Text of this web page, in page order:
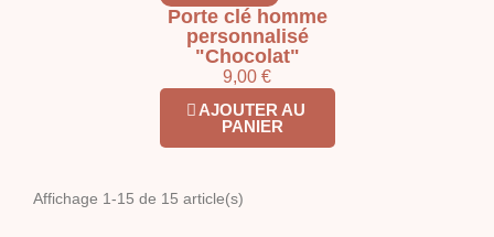
Porte clé homme
personnalisé
"Chocolat"
9,00 €
AJOUTER AU
PANIER
Affichage 1-15 de 15 article(s)